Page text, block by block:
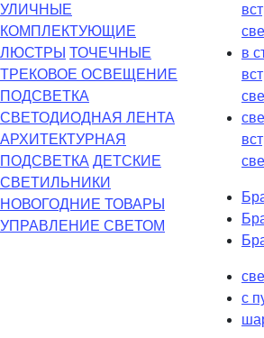
УЛИЧНЫЕ
КОМПЛЕКТУЮЩИЕ
ЛЮСТРЫ ТОЧЕЧНЫЕ
ТРЕКОВОЕ ОСВЕЩЕНИЕ
ПОДСВЕТКА
СВЕТОДИОДНАЯ ЛЕНТА
АРХИТЕКТУРНАЯ
ПОДСВЕТКА ДЕТСКИЕ
СВЕТИЛЬНИКИ
НОВОГОДНИЕ ТОВАРЫ
УПРАВЛЕНИЕ СВЕТОМ
в
с